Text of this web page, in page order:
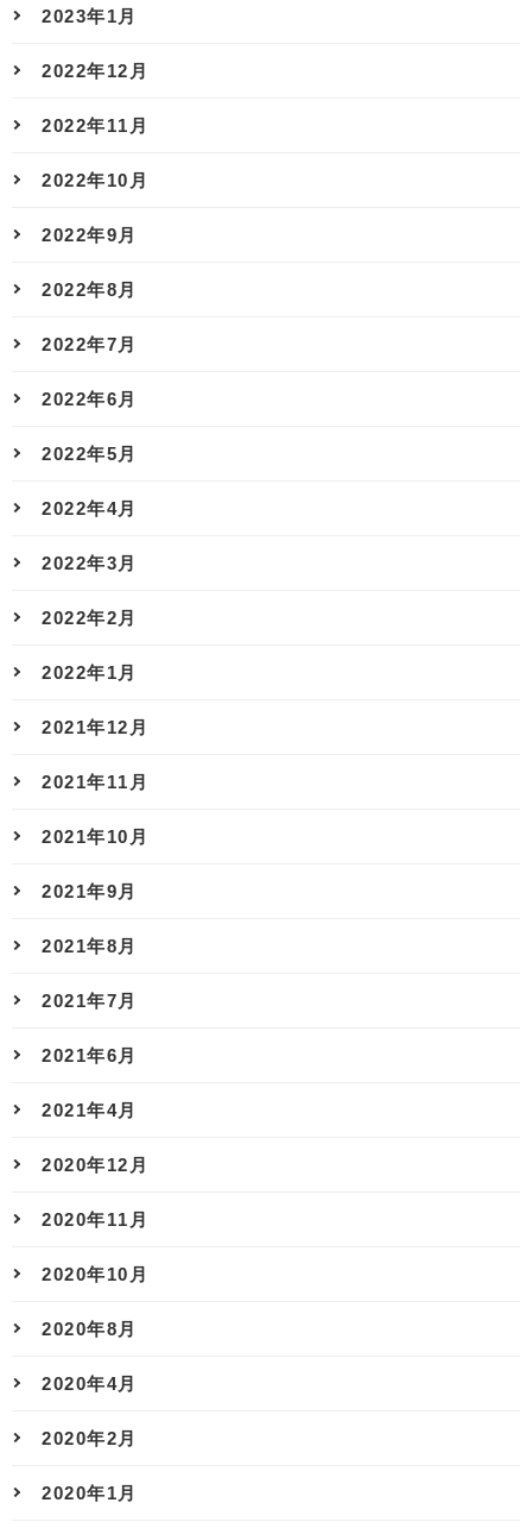
2023年1月
2022年12月
2022年11月
2022年10月
2022年9月
2022年8月
2022年7月
2022年6月
2022年5月
2022年4月
2022年3月
2022年2月
2022年1月
2021年12月
2021年11月
2021年10月
2021年9月
2021年8月
2021年7月
2021年6月
2021年4月
2020年12月
2020年11月
2020年10月
2020年8月
2020年4月
2020年2月
2020年1月